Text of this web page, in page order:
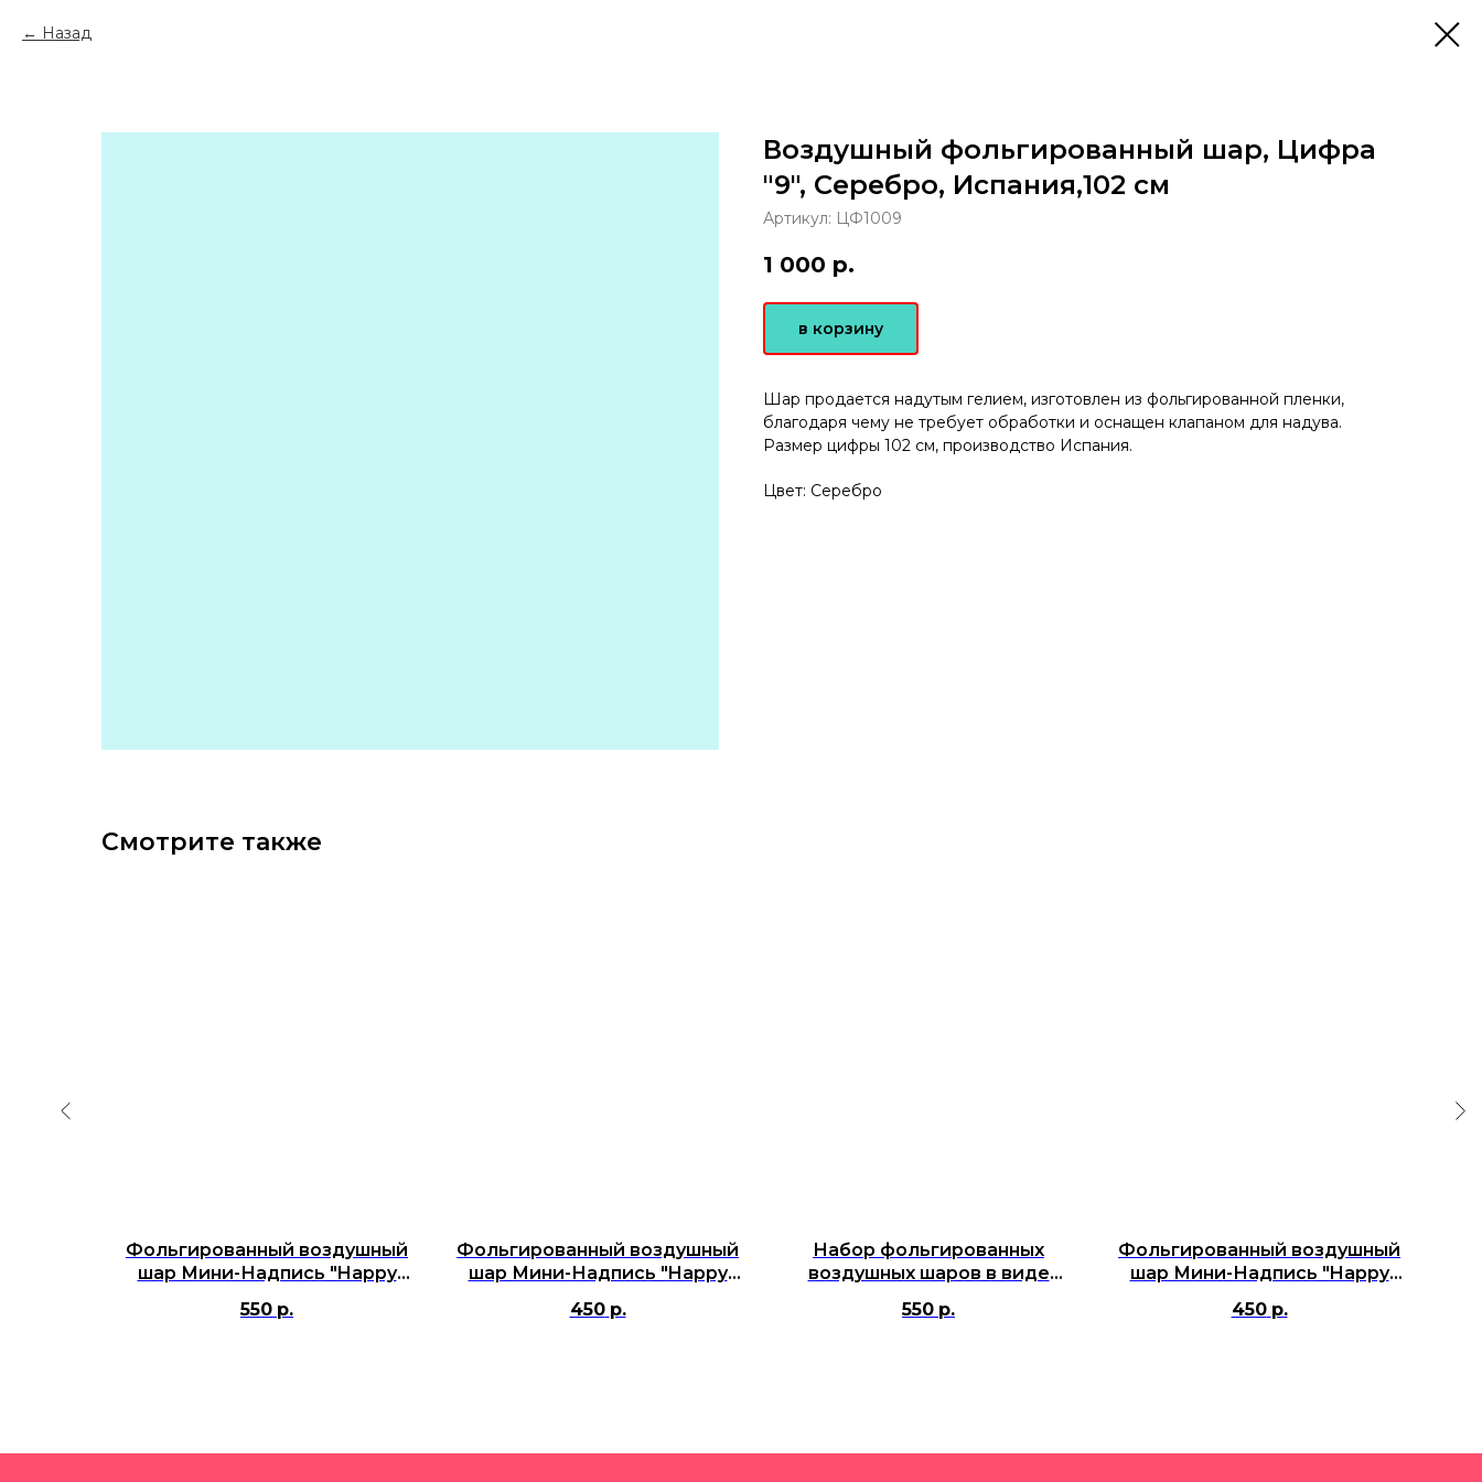
Назад
Воздушный фольгированный шар, Цифра
"9", Серебро, Испания,102 см
Артикул: ЦФ1009
1 000 р.
в корзину
Шар продается надутым гелием, изготовлен из фольгированной пленки,
благодаря чему не требует обработки и оснащен клапаном для надува.
Размер цифры 102 см, производство Испания.
Цвет: Серебро
Смотрите также
Фольгированный воздушный
шар Мини-Надпись "Happy
550 р.
Фольгированный воздушный
шар Мини-Надпись "Happy
450 р.
Набор фольгированных
воздушных шаров в виде
Золото, 41 см
550 р.
Фольгированный воздушный
шар Мини-Надпись "Happy
450 р.